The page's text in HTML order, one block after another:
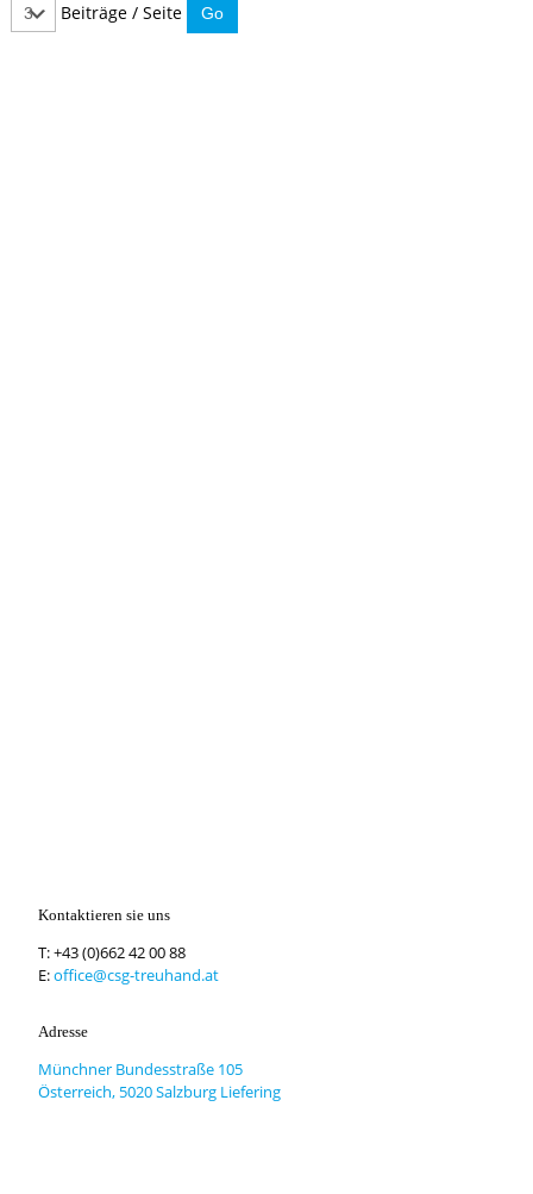
Beiträge / Seite
Kontaktieren sie uns
T:+43 (0)662 42 00 88
E:office@csg-treuhand.at
Adresse
Münchner Bundesstraße 105
Österreich, 5020 Salzburg Liefering